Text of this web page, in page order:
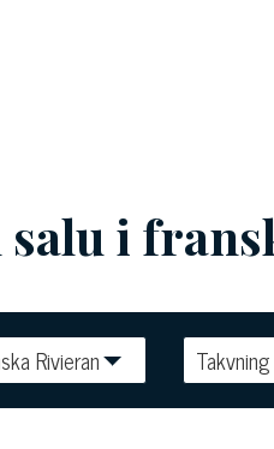
i
Rivieran Takvning